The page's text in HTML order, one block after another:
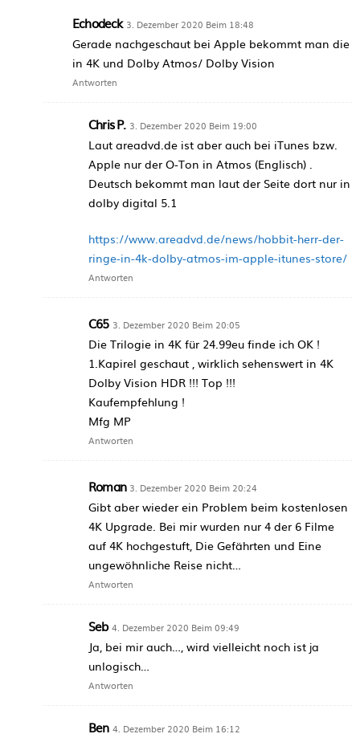
Echodeck 3. Dezember 2020 Beim 18:48
Gerade nachgeschaut bei Apple bekommt man die
in 4K und Dolby Atmos/ Dolby Vision
Antworten
Chris P. 3. Dezember 2020 Beim 19:00
Laut areadvd.de ist aber auch bei iTunes bzw.
Apple nur der O-Ton in Atmos (Englisch) .
Deutsch bekommt man laut der Seite dort nur in
dolby digital 5.1
https://www.areadvd.de/news/hobbit-herr-der-
ringe-in-4k-dolby-atmos-im-apple-itunes-store/
Antworten
C65 3. Dezember 2020 Beim 20:05
Die Trilogie in 4K für 24.99eu finde ich OK !
1.Kapirel geschaut , wirklich sehenswert in 4K
Dolby Vision HDR !!! Top !!!
Kaufempfehlung !
Mfg MP
Antworten
Roman 3. Dezember 2020 Beim 20:24
Gibt aber wieder ein Problem beim kostenlosen
4K Upgrade. Bei mir wurden nur 4 der 6 Filme
auf 4K hochgestuft, Die Gefährten und Eine
ungewöhnliche Reise nicht…
Antworten
Seb 4. Dezember 2020 Beim 09:49
Ja, bei mir auch…, wird vielleicht noch ist ja
unlogisch…
Antworten
Ben 4. Dezember 2020 Beim 16:12